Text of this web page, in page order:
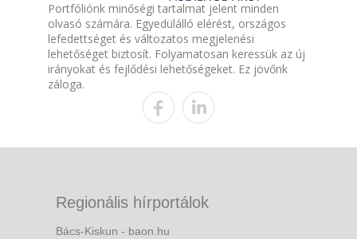
Portfóliónk minőségi tartalmat jelent minden
olvasó számára. Egyedülálló elérést, országos
lefedettséget és változatos megjelenési
lehetőséget biztosít. Folyamatosan keressük az új
irányokat és fejlődési lehetőségeket. Ez jövőnk
záloga.
Regionális hírportálok
Bács-Kiskun - baon.hu